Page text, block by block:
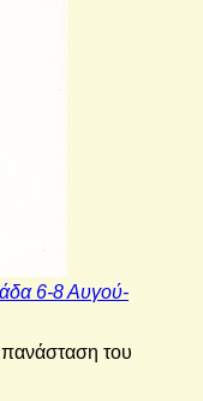
6-8 Αυ­γού­
του